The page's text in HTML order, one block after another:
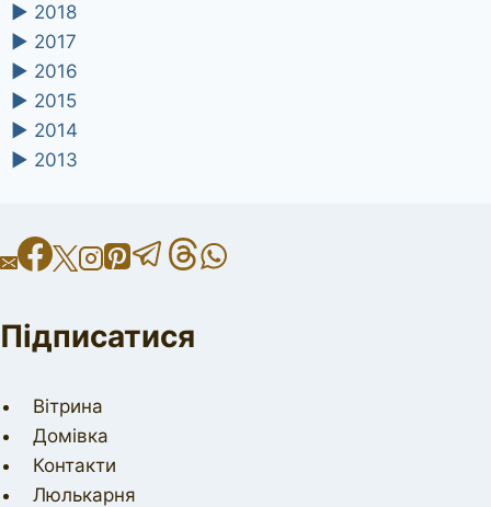
► 2018
► 2017
► 2016
► 2015
► 2014
► 2013
Підписатися
Вітрина
Домівка
Контакти
Люлькарня